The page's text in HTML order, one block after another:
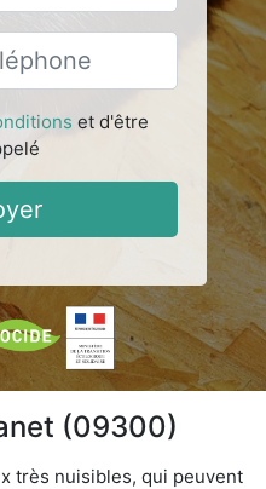
et d'être
(09300)
très nuisibles, qui peuvent